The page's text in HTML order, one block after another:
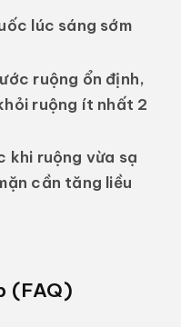
lúc sáng sớm
ruộng ổn định,
ruộng ít nhất 2
khi ruộng vừa sạ
cần tăng liều
(FAQ)